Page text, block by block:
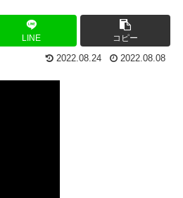
LINE コピー
2022.08.24 2022.08.08